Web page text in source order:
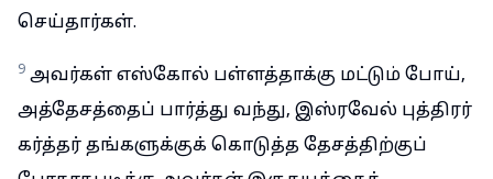
செய்தார்கள்.
9 அவர்கள் எஸ்கோல் பள்ளத்தாக்கு மட்டும் போய்,
அத்தேசத்தைப் பார்த்து வந்து, இஸ்ரவேல் புத்திரர்
கர்த்தர் தங்களுக்குக் கொடுத்த தேசத்திற்குப்